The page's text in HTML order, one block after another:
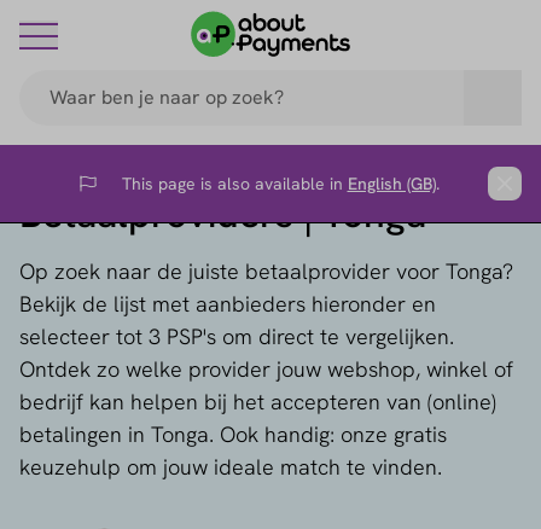
Flag This page is also available in English (GB).
Betaalproviders | Tonga
Op zoek naar de juiste betaalprovider voor Tonga?
Bekijk de lijst met aanbieders hieronder en
selecteer tot 3 PSP's om direct te vergelijken.
Ontdek zo welke provider jouw webshop, winkel of
bedrijf kan helpen bij het accepteren van (online)
betalingen in Tonga. Ook handig: onze gratis
keuzehulp om jouw ideale match te vinden.